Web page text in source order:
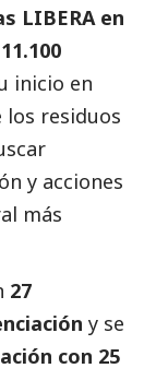
LIBERA en
11.100
inicio en
los residuos
y acciones
más
27
y se
con 25